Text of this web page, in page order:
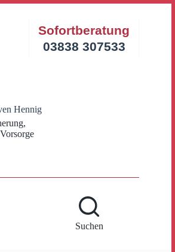
Hennig
Sofortberatung
03838 307533
Suchen